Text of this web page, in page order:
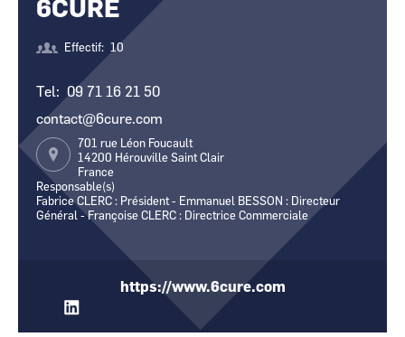
CCI BusinessCCI Business
Pays de la Loire
6CURE
Effectif 10
Tel
09 71 16 21 50
contact@6cure.com
701 rue Léon Foucault
14200 Hérouville Saint Clair
France
Responsable(s)
Fabrice CLERC : Président - Emmanuel BESSON : Directeur
Général - Françoise CLERC : Directrice Commerciale
https://www.6cure.com